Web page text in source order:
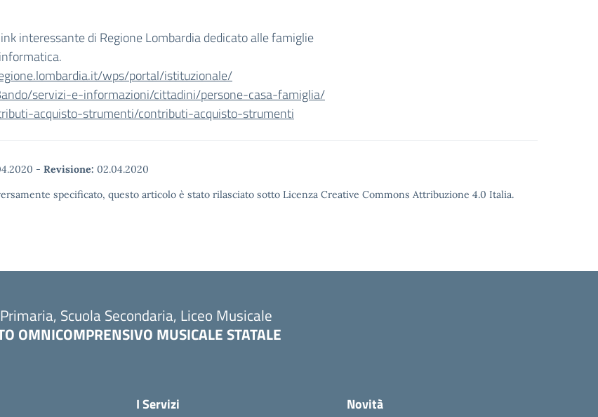
interessante di Regione Lombardia dedicato alle famiglie
it/wps/portal/istituzionale/
servizi-e-informazioni/cittadini/persone-casa-famiglia/
acquisto-strumenti/contributi-acquisto-strumenti
- Revisione: 02.04.2020
specificato, questo articolo è stato rilasciato sotto Licenza Creative Commons Attribuzione 4.0 Italia.
Scuola Secondaria, Liceo Musicale
OMNICOMPRENSIVO MUSICALE STATALE
I Servizi Novità